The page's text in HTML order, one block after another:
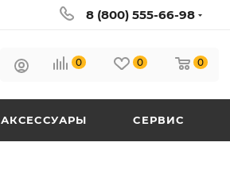
8 (800) 555-66-98
0 0 0
АКСЕССУАРЫ СЕРВИС